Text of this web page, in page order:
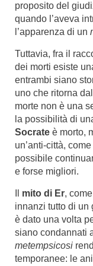
proposito del
quando l’aveva
l’apparenza di un
Tuttavia, fra il
dei morti esiste
entrambi siano
uno che ritorna
morte non è una
la possibilità di
Socrate è morto,
un’anti-città,
possibile
e forse migliori.
mito di Er,
innanzi tutto di un
è dato una volta
siano condannati
metempsicosi
temporanee: le